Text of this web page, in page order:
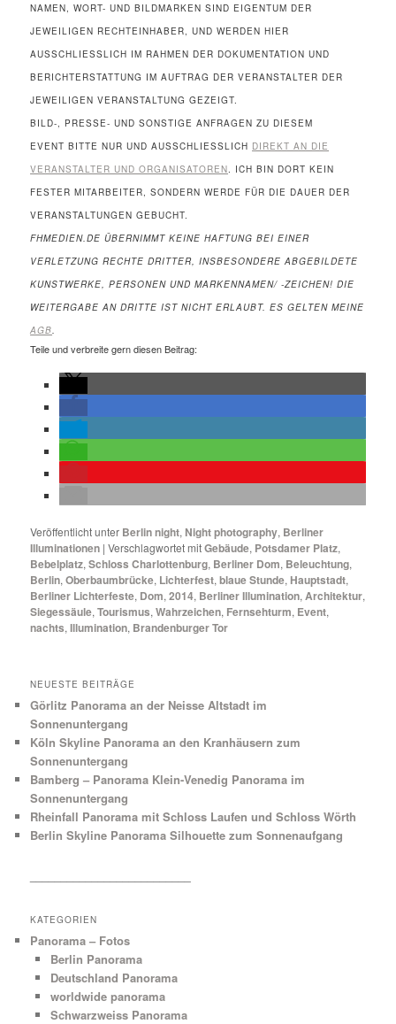
NAMEN, WORT- UND BILDMARKEN SIND EIGENTUM DER
JEWEILIGEN RECHTEINHABER, UND WERDEN HIER
AUSSCHLIESSLICH IM RAHMEN DER DOKUMENTATION UND
BERICHTERSTATTUNG IM AUFTRAG DER VERANSTALTER DER
JEWEILIGEN VERANSTALTUNG GEZEIGT.
BILD-, PRESSE- UND SONSTIGE ANFRAGEN ZU DIESEM
EVENT BITTE NUR UND AUSSCHLIESSLICH DIREKT AN DIE
VERANSTALTER UND ORGANISATOREN . ICH BIN DORT KEIN
FESTER MITARBEITER, SONDERN WERDE FÜR DIE DAUER DER
VERANSTALTUNGEN GEBUCHT.
FHMEDIEN.DE ÜBERNIMMT KEINE HAFTUNG BEI EINER
VERLETZUNG RECHTE DRITTER, INSBESONDERE ABGEBILDETE
KUNSTWERKE, PERSONEN UND MARKENNAMEN/ -ZEICHEN! DIE
WEITERGABE AN DRITTE IST NICHT ERLAUBT. ES GELTEN MEINE
AGB
Teile und verbreite gern diesen Beitrag:
Veröffentlicht unter Berlin night, Night photography, Berliner
Illuminationen |Verschlagwortet mitGebäude, Potsdamer Platz,
Bebelplatz,Schloss Charlottenburg, Berliner Dom, Beleuchtung,
Berlin,Oberbaumbrücke, Lichterfest,blaue Stunde, Hauptstadt,
Berliner Lichterfeste, Dom,2014, Berliner Illumination, Architektur,
Siegessäule,Tourismus,Wahrzeichen, Fernsehturm, Event,
nachts,Illumination, Brandenburger Tor
NEUESTE BEITRÄGE
Görlitz Panorama an der Neisse Altstadt im
Sonnenuntergang
Köln Skyline Panorama an den Kranhäusern zum
Sonnenuntergang
Bamberg – Panorama Klein-Venedig Panorama im
Sonnenuntergang
Rheinfall Panorama mit Schloss Laufen und Schloss Wörth
Berlin Skyline Panorama Silhouette zum Sonnenaufgang
KATEGORIEN
Panorama – Fotos
Berlin Panorama
Deutschland Panorama
worldwide panorama
Schwarzweiss Panorama